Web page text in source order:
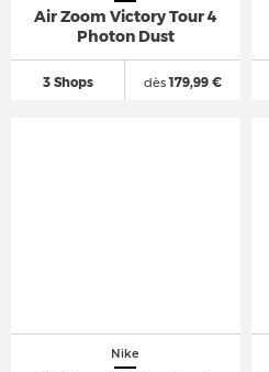
Air Zoom Victory Tour 4
Photon Dust
3 Shops dès179,99 €
Nike